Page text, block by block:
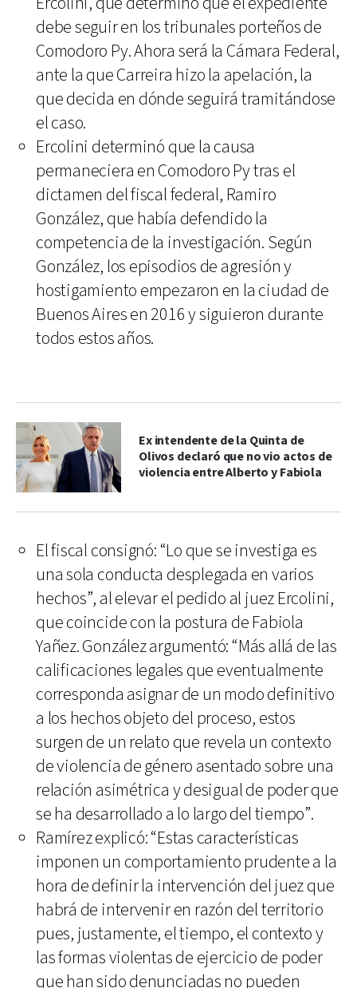
debe seguir en los tribunales porteños de
Comodoro Py. Ahora será la Cámara Federal,
ante la que Carreira hizo la apelación, la
que decida en dónde seguirá tramitándose
el caso.
Ercolini determinó que la causa
permaneciera en Comodoro Py tras el
dictamen del fiscal federal, Ramiro
González, que había defendido la
competencia de la investigación. Según
González, los episodios de agresión y
hostigamiento empezaron en la ciudad de
Buenos Aires en 2016 y siguieron durante
todos estos años.
Ex intendente de la Quinta de
Olivos declaró que no vio actos de
violencia entre Alberto y Fabiola
El fiscal consignó: “Lo que se investiga es
una sola conducta desplegada en varios
hechos”, al elevar el pedido al juez Ercolini,
que coincide con la postura de Fabiola
Yañez. González argumentó: “Más allá de las
calificaciones legales que eventualmente
corresponda asignar de un modo definitivo
a los hechos objeto del proceso, estos
surgen de un relato que revela un contexto
de violencia de género asentado sobre una
relación asimétrica y desigual de poder que
se ha desarrollado a lo largo del tiempo”.
Ramírez explicó: “Estas características
imponen un comportamiento prudente a la
hora de definir la intervención del juez que
habrá de intervenir en razón del territorio
pues, justamente, el tiempo, el contexto y
las formas violentas de ejercicio de poder
que han sido denunciadas no pueden